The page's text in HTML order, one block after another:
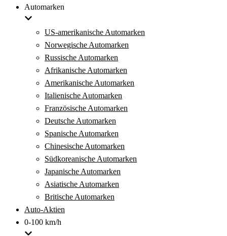
Automarken
US-amerikanische Automarken
Norwegische Automarken
Russische Automarken
Afrikanische Automarken
Amerikanische Automarken
Italienische Automarken
Französische Automarken
Deutsche Automarken
Spanische Automarken
Chinesische Automarken
Südkoreanische Automarken
Japanische Automarken
Asiatische Automarken
Britische Automarken
Auto-Aktien
0-100 km/h